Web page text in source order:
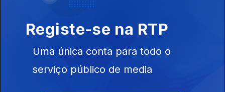
Registe-se na RTP
Uma única conta para todo o
serviço público de media